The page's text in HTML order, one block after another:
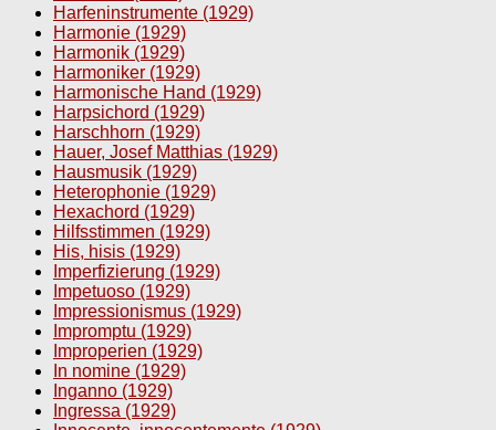
Harfeninstrumente (1929)
Harmonie (1929)
Harmonik (1929)
Harmoniker (1929)
Harmonische Hand (1929)
Harpsichord (1929)
Harschhorn (1929)
Hauer, Josef Matthias (1929)
Hausmusik (1929)
Heterophonie (1929)
Hexachord (1929)
Hilfsstimmen (1929)
His, hisis (1929)
Imperfizierung (1929)
Impetuoso (1929)
Impressionismus (1929)
Impromptu (1929)
Improperien (1929)
In nomine (1929)
Inganno (1929)
Ingressa (1929)